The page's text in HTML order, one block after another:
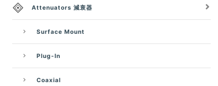
Attenuators 減衰器
Surface Mount
Plug-In
Coaxial